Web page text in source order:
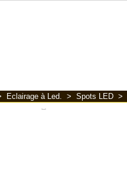
Eclairage à Led. > Spots LED >